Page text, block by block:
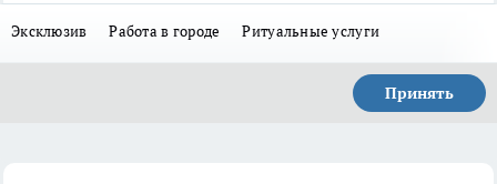
Эксклюзив Работа в городе Ритуальные услуги
Принять